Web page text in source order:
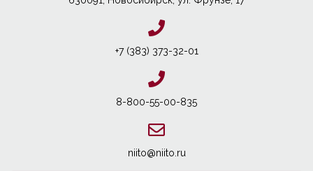
+7 (383) 373-32-01
8-800-55-00-835
niito@niito.ru